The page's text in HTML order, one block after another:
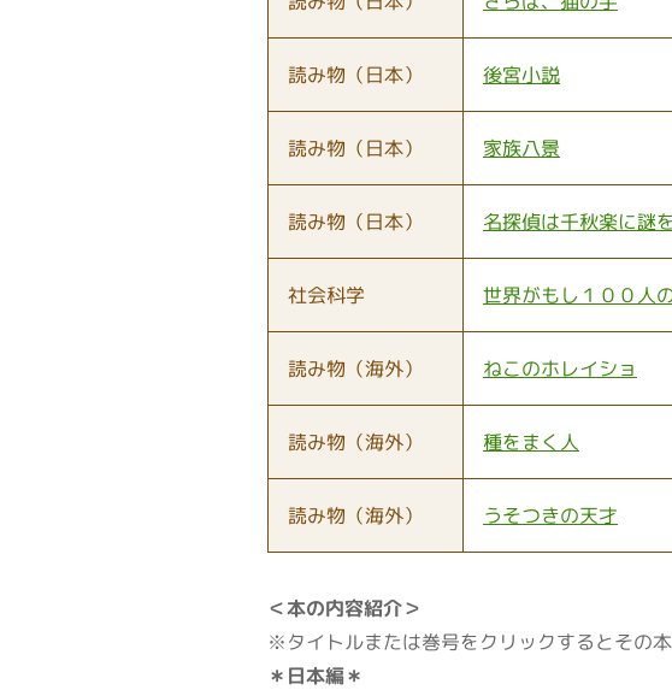
読み物（日本） 後宮小説
読み物（日本） 家族八景
読み物（日本） 名探偵は千秋楽に謎
社会科学 世界がもし１００人
読み物（海外） ねこのホレイショ
読み物（海外） 種をまく人
読み物（海外） うそつきの天才
＜本の内容紹介＞
※タイトルまたは巻号をクリックするとその
＊日本編＊